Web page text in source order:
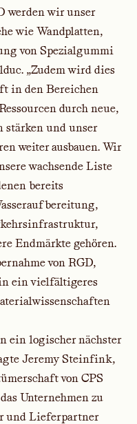
werden wir unser
wie Wandplatten,
von Spezialgummi
„Zudem wird dies
in den Bereichen
durch neue,
stärken und unser
weiter ausbauen. Wir
wachsende Liste
bereits
Endmärkte gehören.
von RGD,
ein vielfältigeres
ein logischer nächster
Jeremy Steinfink,
von CPS
Unternehmen zu
und Lieferpartner